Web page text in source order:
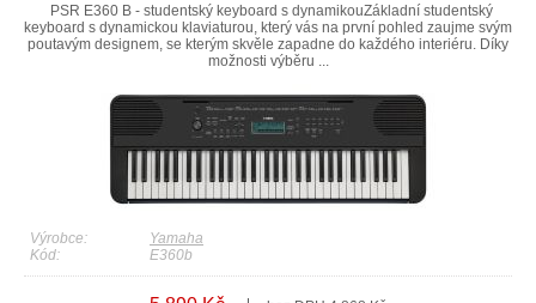
PSR E360 B - studentský keyboard s dynamikouZákladní studentský
keyboard s dynamickou klaviaturou, který vás na první pohled zaujme svým
poutavým designem, se kterým skvěle zapadne do každého interiéru. Díky
možnosti výběru ...
Výrobce:
Yamaha
Kód:
E360b